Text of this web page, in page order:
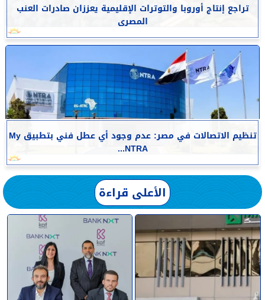
تراجع إنتاج أوروبا والتوترات الإقليمية يعززان صادرات العنب
المصرى
تنظيم الاتصالات في مصر: عدم وجود أي عطل فني بتطبيق My
NTRA...
الأعلى قراءة